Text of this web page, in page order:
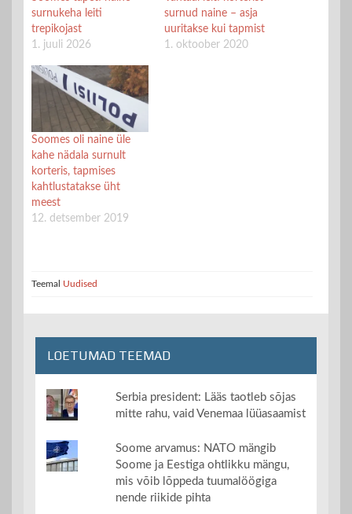
surnukeha leiti
trepikojast
1. juuli 2026
surnud naine – asja
uuritakse kui tapmist
1. oktoober 2020
Soomes oli naine üle
kahe nädala surnult
korteris, tapmises
kahtlustatakse üht
meest
12. detsember 2019
Teemal Uudised
LOETUMAD TEEMAD
Serbia president: Lääs taotleb sõjas
mitte rahu, vaid Venemaa lüüasaamist
Soome arvamus: NATO mängib
Soome ja Eestiga ohtlikku mängu,
mis võib lõppeda tuumalöögiga
nende riikide pihta